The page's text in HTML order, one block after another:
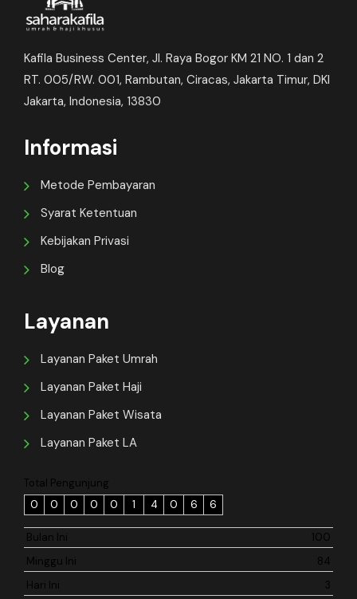
Kafila Business Center, Jl. Raya Bogor KM 21 NO. 1 dan 2
RT. 005/RW. 001, Rambutan, Ciracas, Jakarta Timur, DKI
Jakarta, Indonesia, 13830
Informasi
Metode Pembayaran
Syarat Ketentuan
Kebijakan Privasi
Blog
Layanan
Layanan Paket Umrah
Layanan Paket Haji
Layanan Paket Wisata
Layanan Paket LA
Total Pengunjung
0
0 0 0 0 1 4 0 6 6
Bulan Ini
100
Minggu Ini
84
Hari Ini
3